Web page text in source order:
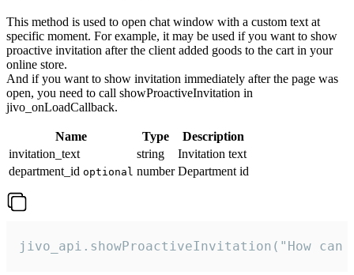
This method is used to open chat window with a custom text at
specific moment. For example, it may be used if you want to show
proactive invitation after the client added goods to the cart in your
online store.
And if you want to show invitation immediately after the page was
open, you need to call showProactiveInvitation in
jivo_onLoadCallback.
Name Type
Description
invitation_text
string
Invitation text
department_id optional number Department id
jivo_api.showProactiveInvitation("How